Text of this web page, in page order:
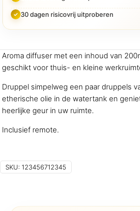
30 dagen risicovrij uitproberen
Aroma diffuser met een inhoud van
geschikt voor thuis- en kleine
Druppel simpelweg een paar druppels
etherische olie in de watertank en
heerlijke geur in uw ruimte.
Inclusief remote.
SKU: 123456712345